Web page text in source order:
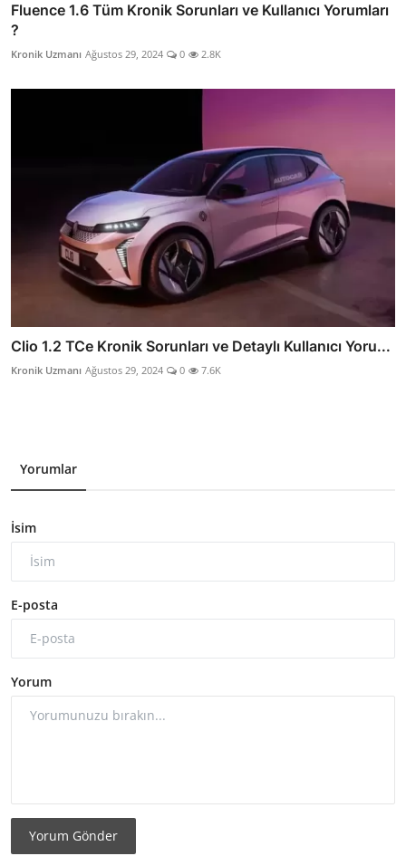
Fluence 1.6 Tüm Kronik Sorunları ve Kullanıcı Yorumları
?
Kronik Uzmanı Ağustos 29, 2024 0 2.8K
Clio 1.2 TCe Kronik Sorunları ve Detaylı Kullanıcı Yoru...
Kronik Uzmanı Ağustos 29, 2024 0 7.6K
Yorumlar
İsim
E-posta
Yorum
Yorum Gönder